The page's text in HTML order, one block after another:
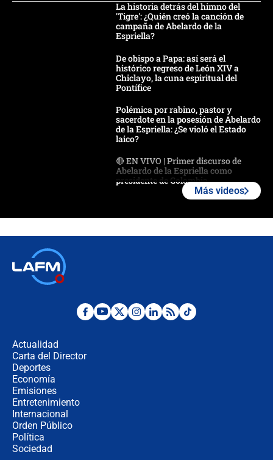
La historia detrás del himno del
'Tigre': ¿Quién creó la canción de
campaña de Abelardo de la
Espriella?
De obispo a Papa: así será el
histórico regreso de León XIV a
Chiclayo, la cuna espiritual del
Pontífice
Polémica por rabino, pastor y
sacerdote en la posesión de Abelardo
de la Espriella: ¿Se violó el Estado
laico?
🔴 EN VIVO | Primer discurso de
Abelardo de la Espriella como
presidente de Colombia
Desde dermatitis hasta infecciones:
Más videos
Actualidad
Carta del Director
Deportes
Economía
Emisiones
Entretenimiento
Internacional
Orden Público
Política
Sociedad